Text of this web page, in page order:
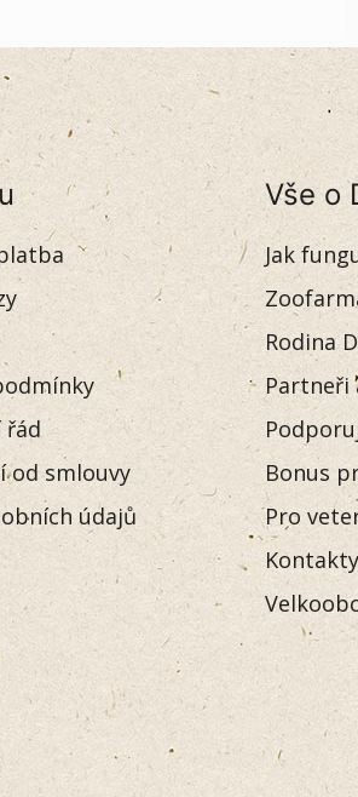
řád
od smlouvy
údajů
Vše o
Jak
Rodina
Partneři
Bonus
Pro
Kontakty